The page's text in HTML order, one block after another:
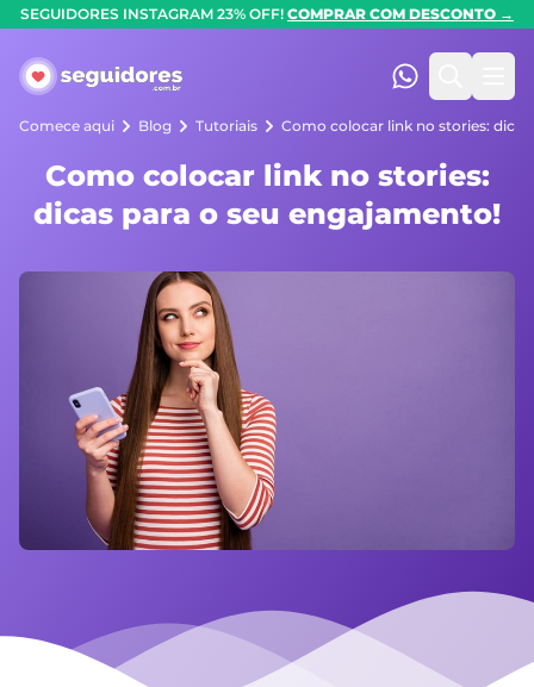
SEGUIDORES INSTAGRAM 23% OFF! COMPRAR COM DESCONTO →
Seguidores.com.br
(47) 99247-
Comece aqui Blog Tutoriais Como colocar link no stories:
Como colocar link no stories:
dicas para o seu engajamento!